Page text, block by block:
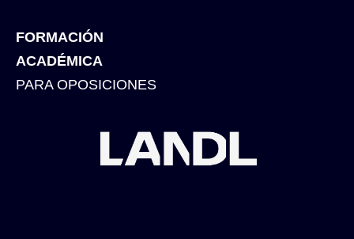
FORMACIÓN
ACADÉMICA
PARA OPOSICIONES